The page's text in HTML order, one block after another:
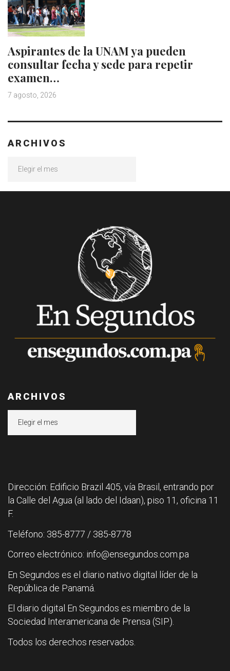
Aspirantes de la UNAM ya pueden
consultar fecha y sede para repetir
examen…
7 agosto, 2026
ARCHIVOS
ARCHIVOS
Dirección: Edificio Brazil 405, vía Brasil, entrando por
la Calle del Agua (al lado del Idaan), piso 11, oficina 11
F.
Teléfono: 385-8777 / 385-8778
Correo electrónico: info@ensegundos.com.pa
En Segundos es el diario nativo digital líder de la
República de Panamá.
El diario digital En Segundos es miembro de la
Sociedad Interamericana de Prensa (SIP).
Todos los derechos reservados.